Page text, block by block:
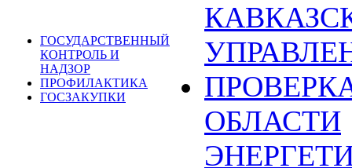
ГОСУДАРСТВЕННЫЙ
КОНТРОЛЬ И
НАДЗОР
ПРОФИЛАКТИКА
ГОСЗАКУПКИ
ОБЛАСТИ